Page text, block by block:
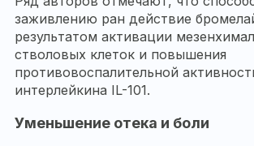
заживлению ран действие
результатом активации
стволовых клеток и повышения
противовоспалительной
интерлейкина IL-101.
Уменьшение отека и боли